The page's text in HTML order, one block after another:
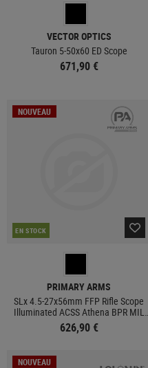
VECTOR OPTICS
Tauron 5-50x60 ED Scope
671,90 €
NOUVEAU
EN STOCK
PRIMARY ARMS
SLx 4.5-27x56mm FFP Rifle Scope
Illuminated ACSS Athena BPR MIL
Reticle
626,90 €
NOUVEAU